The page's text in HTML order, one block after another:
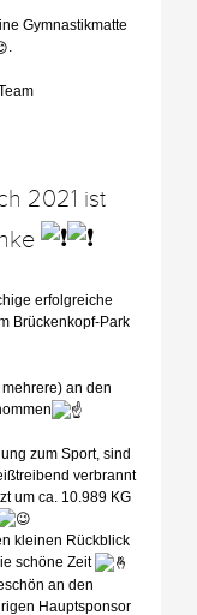
Gymnastikmatte
.
2021 ist
erfolgreiche
Brückenkopf-Park
an den
zum Sport, sind
verbrannt
um ca. 10.989 KG
kleinen Rückblick
schöne Zeit
an den
Hauptsponsor